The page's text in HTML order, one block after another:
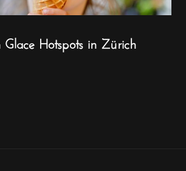
Glace Hotspots in Zürich